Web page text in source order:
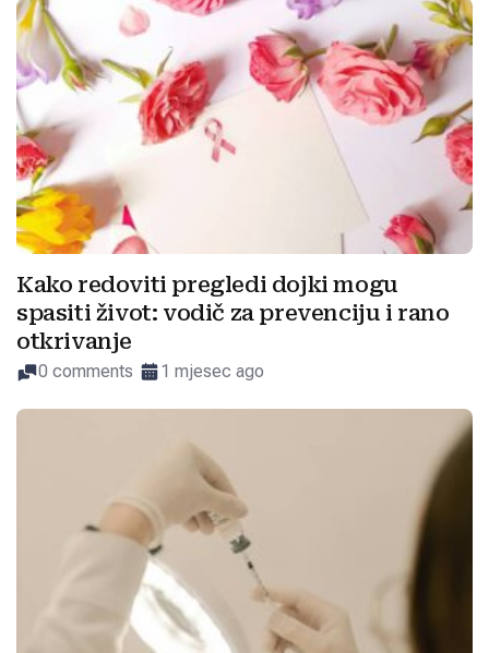
Kako redoviti pregledi dojki mogu
spasiti život: vodič za prevenciju i rano
otkrivanje
0 comments 1 mjesec ago